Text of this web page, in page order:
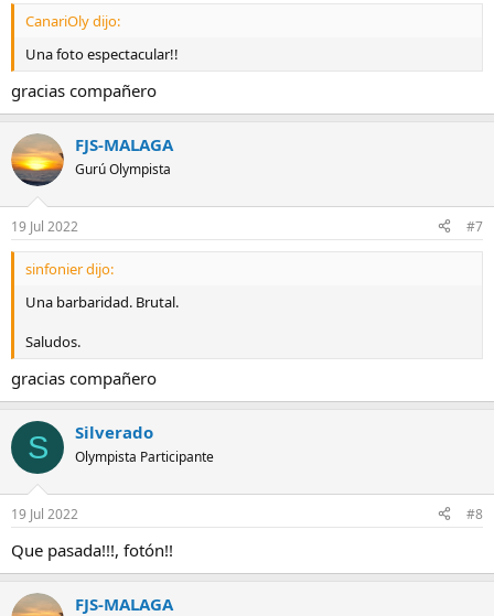
CanariOly dijo:
Una foto espectacular!!
gracias compañero
FJS-MALAGA
Gurú Olympista
19 Jul 2022 #7
sinfonier dijo:
Una barbaridad. Brutal.
Saludos.
gracias compañero
S Silverado
Olympista Participante
19 Jul 2022 #8
Que pasada!!!, fotón!!
FJS-MALAGA